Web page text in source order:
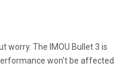
worry. The IMOU Bullet 3 is
won't be affected